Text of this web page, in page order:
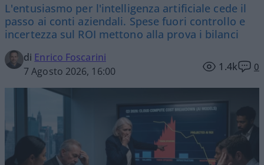
L'entusiasmo per l'intelligenza artificiale cede il
passo ai conti aziendali. Spese fuori controllo e
incertezza sul ROI mettono alla prova i bilanci
di Enrico Foscarini
7 Agosto 2026, 16:00
1.4k 0